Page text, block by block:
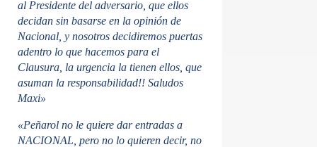
al Presidente del adversario, que ellos
decidan sin basarse en la opinión de
Nacional, y nosotros decidiremos puertas
adentro lo que hacemos para el
Clausura, la urgencia la tienen ellos, que
asuman la responsabilidad!! Saludos
Maxi»
«Peñarol no le quiere dar entradas a
NACIONAL, pero no lo quieren decir, no